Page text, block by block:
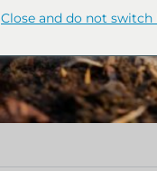
Close and do not switch